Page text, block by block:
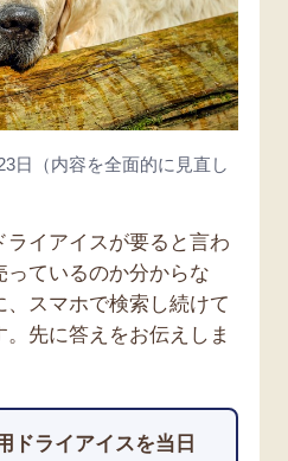
日（内容を全面的に見直し
ライアイスが要ると言わ
ているのか分からな
スマホで検索し続けて
先に答えをお伝えしま
ドライアイスを当日